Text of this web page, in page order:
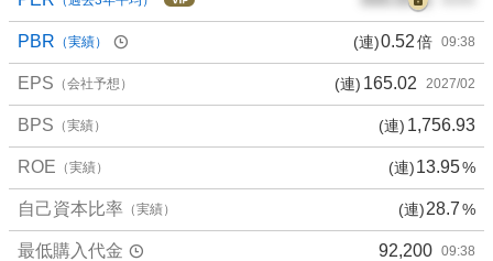
PBR （実績） (連)0.52倍 09:38
EPS （会社予想） (連) 165.02 2027/02
BPS （実績） (連) 1,756.93
ROE （実績） (連)13.95%
自己資本比率 （実績） (連)28.7%
最低購入代金 92,200 09:38